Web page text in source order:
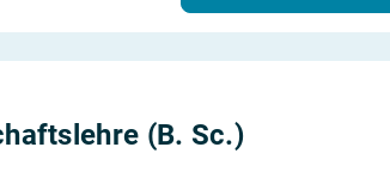
Schülerpraktikum
Bewerbungs-
(B. Sc.)